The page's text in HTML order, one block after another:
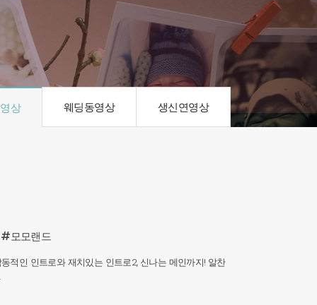
상 웨딩동영상 생신연영상
#모모랜드
적인 인트로와 재치있는 인트로2, 신나는 메인까지! 알찬